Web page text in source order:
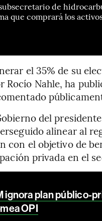
de
que comprará los
el 35% de su
Rocío Nahle, ha
del
alinear al
con el objetivo de
privada en el
ignora plan público-
OPI